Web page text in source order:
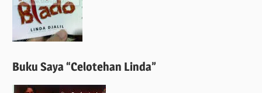
Buku Saya “Celotehan Linda”